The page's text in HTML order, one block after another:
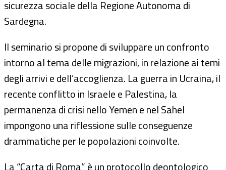
sicurezza sociale della Regione Autonoma di
Sardegna.
Il seminario si propone di sviluppare un confronto
intorno al tema delle migrazioni, in relazione ai temi
degli arrivi e dell’accoglienza. La guerra in Ucraina, il
recente conflitto in Israele e Palestina, la
permanenza di crisi nello Yemen e nel Sahel
impongono una riflessione sulle conseguenze
drammatiche per le popolazioni coinvolte.
La “Carta di Roma” è un protocollo deontologico